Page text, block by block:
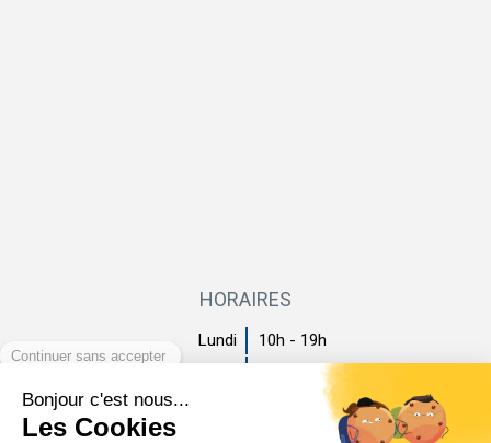
HORAIRES
Lundi
10h - 19h
Mardi
10h - 19h
Mercredi
10h - 19h